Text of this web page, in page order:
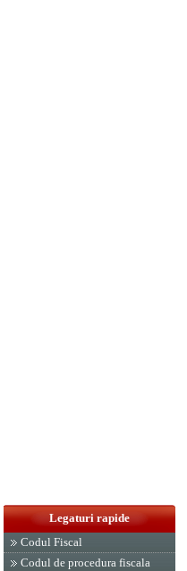
Legaturi rapide
Codul Fiscal
Codul de procedura fiscala